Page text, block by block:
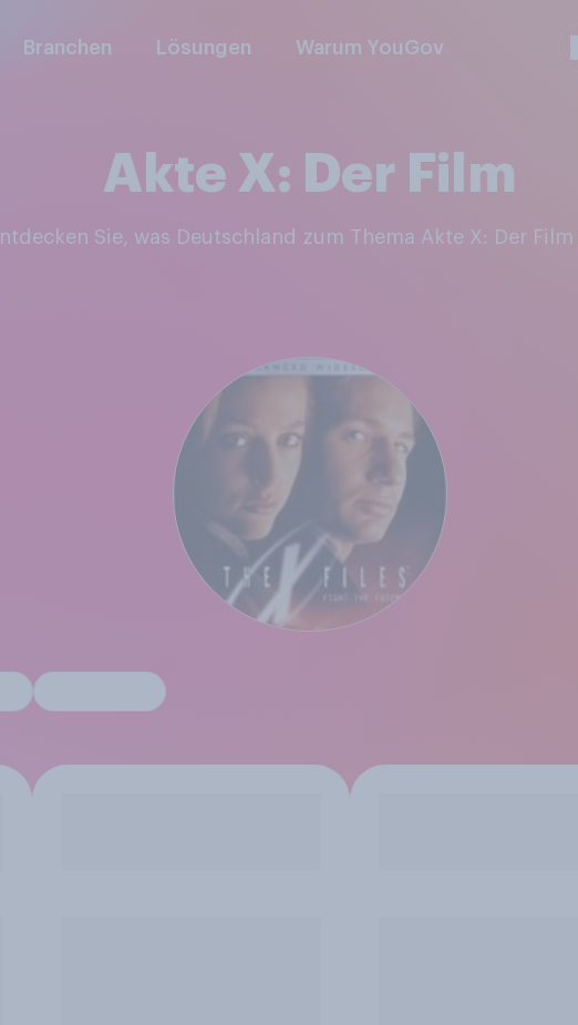
Branchen Lösungen Warum YouGov
Akte X: Der Film
Entdecken Sie, was Deutschland zum Thema Akte X: Der